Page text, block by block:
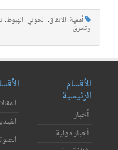
أممية, الاتفاق, الحوثي, الهبوط,
وتخرق
الأقسام
الرئيسية
أخبار
أخبار دولية